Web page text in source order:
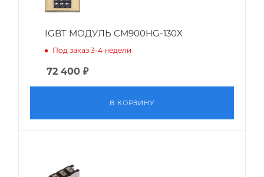
IGBT МОДУЛЬ CM900HG-130X
Под заказ 3-4 недели
72 400 ₽
В КОРЗИНУ